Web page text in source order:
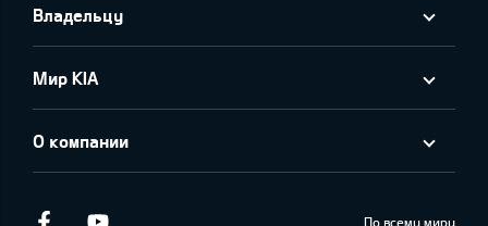
Владельцу
Мир KIA
О компании
Facebook По всему миру